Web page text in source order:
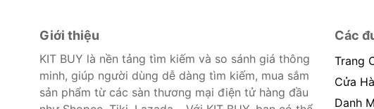
Giới thiệu
KIT BUY là nền tảng tìm kiếm và so sánh giá thông
minh, giúp người dùng dễ dàng tìm kiếm, mua sắm
sản phẩm từ các sàn thương mại điện tử hàng đầu
Các
Trang
Cửa
Danh